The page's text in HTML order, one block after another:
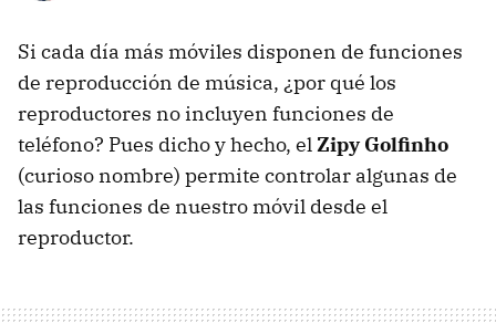
Si cada día más móviles disponen de funciones
de reproducción de música, ¿por qué los
reproductores no incluyen funciones de
teléfono? Pues dicho y hecho, elZipy Golfinho
(curioso nombre) permite controlar algunas de
las funciones de nuestro móvil desde el
reproductor.